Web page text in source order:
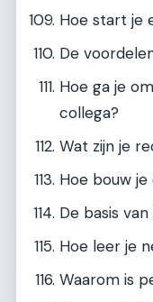
Hoe start je
De
Hoe ga je
collega?
Wat zijn je
Hoe bouw
De basis
Hoe leer je
Waarom is